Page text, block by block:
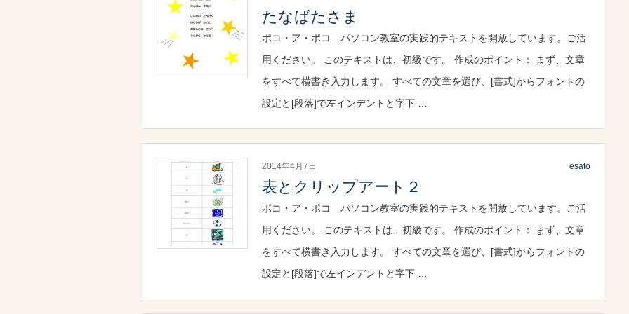
たなばたさま
ポコ・ア・ポコ パソコン教室の実践的テキストを開放しています。ご活
用ください。 このテキストは、初級です。 作成のポイント： まず、文章
をすべて横書き入力します。 すべての文章を選び、[書式]からフォントの
設定と[段落]で左インデントと字下 …
2014年4月7日 esato
表とクリップアート２
ポコ・ア・ポコ パソコン教室の実践的テキストを開放しています。ご活
用ください。 このテキストは、初級です。 作成のポイント： まず、文章
をすべて横書き入力します。 すべての文章を選び、[書式]からフォントの
設定と[段落]で左インデントと字下 …